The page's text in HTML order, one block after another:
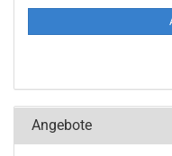
Angebote